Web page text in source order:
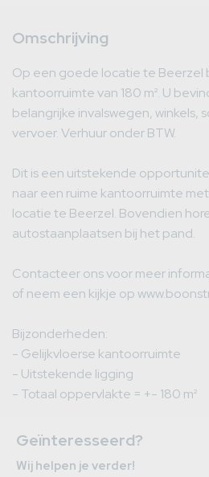
Omschrijving
Op een goede locatie te Beerzel
kantoorruimte van 180 m². U
belangrijke invalswegen, winkels,
vervoer. Verhuur onder BTW.
Dit is een uitstekende
naar een ruime kantoorruimte
locatie te Beerzel. Bovendien
autostaanplaatsen bij het pand.
Contacteer ons voor meer
of neem een kijkje op
Bijzonderheden:
- Gelijkvloerse kantoorruimte
- Uitstekende ligging
- Totaal oppervlakte = +- 180 m²
Geïnteresseerd?
Wij helpen je verder!